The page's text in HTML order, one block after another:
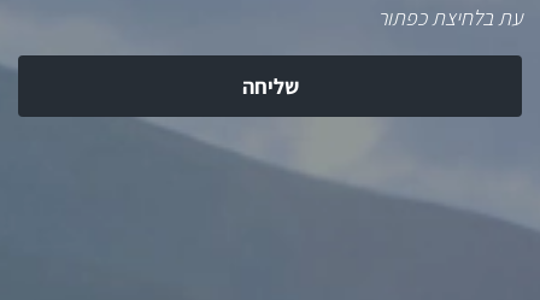
עת בלחיצת כפתור
שליחה